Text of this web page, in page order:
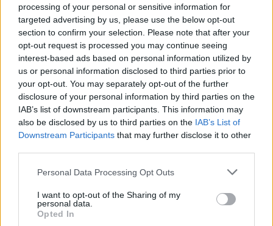
processing of your personal or sensitive information for
targeted advertising by us, please use the below opt-out
section to confirm your selection. Please note that after your
opt-out request is processed you may continue seeing
interest-based ads based on personal information utilized by
us or personal information disclosed to third parties prior to
your opt-out. You may separately opt-out of the further
disclosure of your personal information by third parties on the
IAB’s list of downstream participants. This information may
also be disclosed by us to third parties on the IAB’s List of
Downstream Participants that may further disclose it to other
Please note that this website/app uses one or more Google
not limited to your visit or usage behaviour. You may click to
grant or deny consent to Google and its third-party tags to
use your data for below specified purposes in below Google
Personal Data Processing Opt Outs
I want to opt-out of the Sharing of my
personal data.
Opted In
Ezeknek az első nyomoknak alapján Penicaut
és Cotte már gyanították, hogy a képen
ábrázolt fiatal nő nem más, mint Bianca,
vagyis Lodovico Sforza herceg házasságon
kívül született lánya, akit 1496-ban a herceg
törvényesített és férjhez adott hadseregének
parancsnokához, Galeazzo Sanseverinóhoz.
Bianca néhány hónappal az esküvő után
tragikus hirtelenséggel meghalt. Alig 14 éves
volt.
átkeresztelték. Először A szép milánói lány
néven emlegették, majd 2009 végén az
oxfordi progesszor, Kemp óvatosabb nevet
választott: A szép hercegnő.